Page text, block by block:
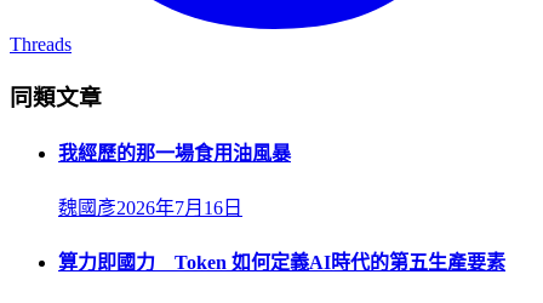
Threads
同類文章
我經歷的那一場食用油風暴
魏國彥2026年7月16日
算力即國力 Token 如何定義AI時代的第五生產要素